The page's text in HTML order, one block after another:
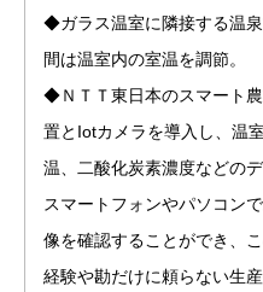
◆ガラス温室に隣接する温
間は温室内の室温を調節。
◆ＮＴＴ東日本のスマート
置とIotカメラを導入し、温
温、二酸化炭素濃度などの
スマートフォンやパソコン
像を確認することができ、
経験や勘だけに頼らない生